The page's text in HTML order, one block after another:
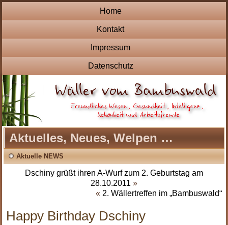
Home
Kontakt
Impressum
Datenschutz
Aktuelles, Neues, Welpen …
Aktuelle NEWS
Dschiny grüßt ihren A-Wurf zum 2. Geburtstag am
28.10.2011 »
« 2. Wällertreffen im „Bambuswald“
Happy Birthday Dschiny